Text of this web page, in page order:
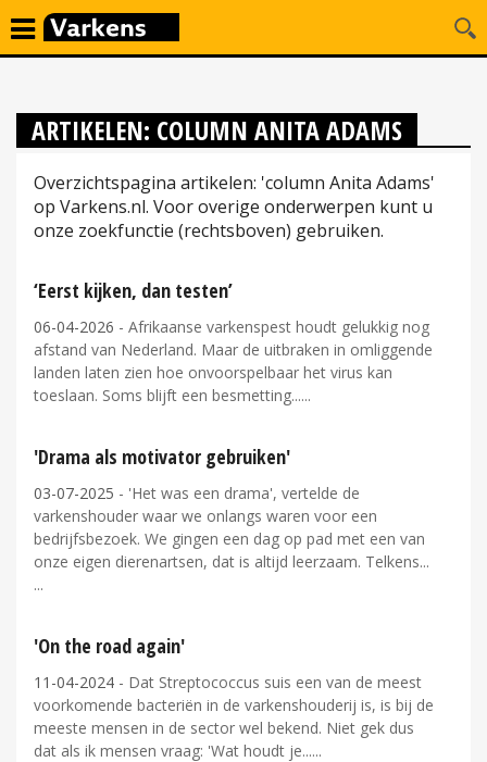
ARTIKELEN: COLUMN ANITA ADAMS
Overzichtspagina artikelen: 'column Anita Adams'
op Varkens.nl. Voor overige onderwerpen kunt u
onze zoekfunctie (rechtsboven) gebruiken.
‘Eerst kijken, dan testen’
06-04-2026 - Afrikaanse varkenspest houdt gelukkig nog
afstand van Nederland. Maar de uitbraken in omliggende
landen laten zien hoe onvoorspelbaar het virus kan
toeslaan. Soms blijft een besmetting...
'Drama als motivator gebruiken'
03-07-2025 - 'Het was een drama', vertelde de
varkenshouder waar we onlangs waren voor een
bedrijfsbezoek. We gingen een dag op pad met een van
onze eigen dierenartsen, dat is altijd leerzaam. Telkens...
'On the road again'
11-04-2024 - Dat Streptococcus suis een van de meest
voorkomende bacteriën in de varkenshouderij is, is bij de
meeste mensen in de sector wel bekend. Niet gek dus
dat als ik mensen vraag: 'Wat houdt je...